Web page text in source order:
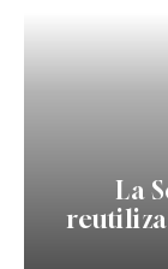
La